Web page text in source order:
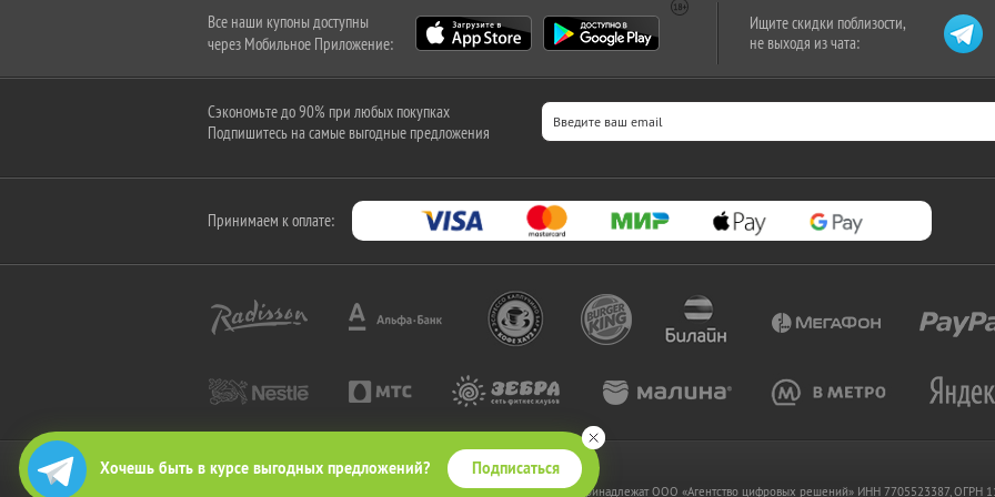
Хочешь быть в курсе выгодных предложений? Подписаться
Все наши купоны доступны
через Мобильное Приложение:
Ищите скидки поблизости,
не выходя из чата:
Сэкономьте до 90% при любых покупках
Подпишитесь на самые выгодные предложения
Принимаем к оплате:
2010-2026 © КупиКупон. Все права защищены.
Все права на товарный знак "КупиКупон" и на сайт www.kupikupon.ru принадлежат OOO «Агентство цифровых решений» ИНН 7705523387, ОГРН